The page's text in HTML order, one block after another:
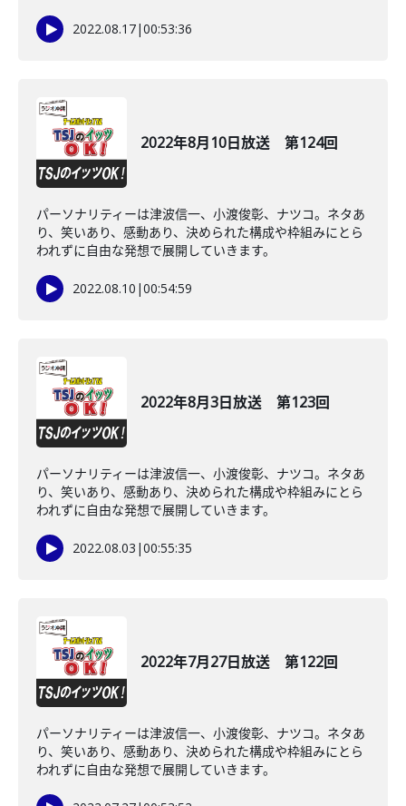
2022.08.17|00:53:36
2022年8月10日放送 第124回
パーソナリティーは津波信一、小渡俊彰、ナツコ。ネタあ
り、笑いあり、感動あり、決められた構成や枠組みにとら
われずに自由な発想で展開していきます。
2022.08.10 |00:54:59
2022年8月3日放送 第123回
パーソナリティーは津波信一、小渡俊彰、ナツコ。ネタあ
り、笑いあり、感動あり、決められた構成や枠組みにとら
われずに自由な発想で展開していきます。
2022.08.03 |00:55:35
2022年7月27日放送 第122回
パーソナリティーは津波信一、小渡俊彰、ナツコ。ネタあ
り、笑いあり、感動あり、決められた構成や枠組みにとら
われずに自由な発想で展開していきます。